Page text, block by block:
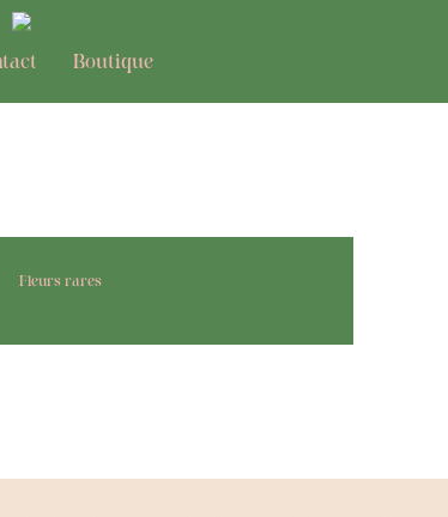
Boutique
Fleurs rares